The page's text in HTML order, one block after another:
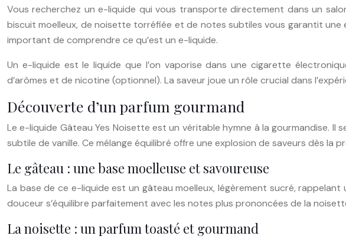
Vous recherchez un e-liquide qui vous transporte directement dans un
biscuit moelleux, de noisette torréfiée et de notes subtiles vous garantit
important de comprendre ce qu’est un e-liquide.
Un e-liquide est le liquide que l’on vaporise dans une cigarette
d’arômes et de nicotine (optionnel). La saveur joue un rôle crucial dans
Découverte d’un parfum gourmand
Le e-liquide Gâteau Yes Noisette est un véritable hymne à la gourmandise.
subtile de vanille. Ce mélange équilibré offre une explosion de saveurs dès
Le gâteau : une base moelleuse et savoureuse
La base de ce e-liquide est un gâteau moelleux, légèrement sucré,
douceur s’équilibre parfaitement avec les notes plus prononcées de la
La noisette : un parfum toasté et gourmand